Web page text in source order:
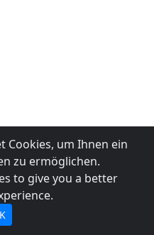
Cookies, um Ihnen ein
zu ermöglichen.
to give you a better